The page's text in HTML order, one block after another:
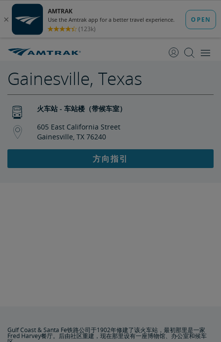
至
至
Gainesville, Texas
火车站 - 车站楼（带候车室）
605 East California Street
Gainesville, TX 76240
方向指引
Gulf Coast & Santa Fe铁路公司于1902年修建了该火车站，最初那里是一家
Fred Harvey餐厅。后由社区重建，现在那里设有一座博物馆、办公室和候车